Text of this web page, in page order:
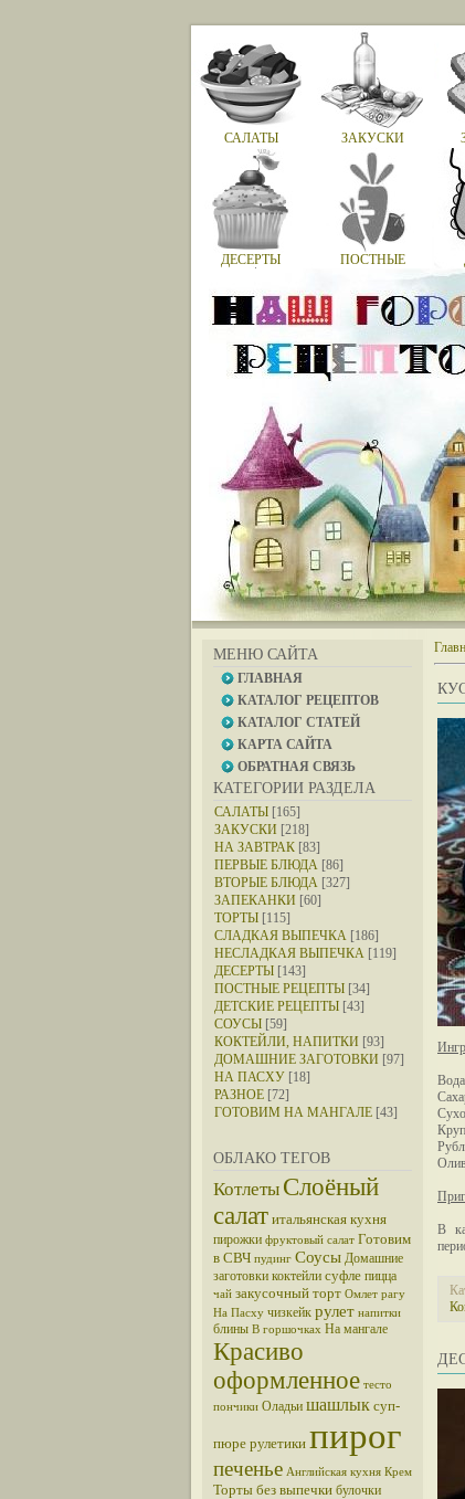
САЛАТЫ ЗАКУСКИ
ДЕСЕРТЫ ПОСТНЫЕ
МЕНЮ САЙТА
ГЛАВНАЯ
КАТАЛОГ РЕЦЕПТОВ
КАТАЛОГ СТАТЕЙ
КАРТА САЙТА
ОБРАТНАЯ СВЯЗЬ
КАТЕГОРИИ РАЗДЕЛА
САЛАТЫ [165]
ЗАКУСКИ [218]
НА ЗАВТРАК [83]
ПЕРВЫЕ БЛЮДА [86]
ВТОРЫЕ БЛЮДА [327]
ЗАПЕКАНКИ [60]
ТОРТЫ [115]
СЛАДКАЯ ВЫПЕЧКА [186]
НЕСЛАДКАЯ ВЫПЕЧКА [119]
ДЕСЕРТЫ [143]
ПОСТНЫЕ РЕЦЕПТЫ [34]
ДЕТСКИЕ РЕЦЕПТЫ [43]
СОУСЫ [59]
КОКТЕЙЛИ, НАПИТКИ [93]
ДОМАШНИЕ ЗАГОТОВКИ [97]
НА ПАСХУ [18]
РАЗНОЕ [72]
ГОТОВИМ НА МАНГАЛЕ [43]
ОБЛАКО ТЕГОВ
Котлеты Слоёный
салат итальянская кухня
пирожки фруктовый салат Готовим
в СВЧ пудинг Соусы Домашние
заготовки коктейли суфле пицца
чай закусочный торт Омлет рагу
На Пасху чизкейк рулет напитки
блины В горшочках На мангале
Красиво
оформленное тесто
пончики Оладьи шашлык суп-
пюре рулетики пирог
печенье Английская кухня Крем
Торты без выпечки булочки
В